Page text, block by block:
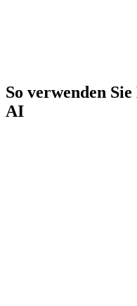
So verwenden
AI